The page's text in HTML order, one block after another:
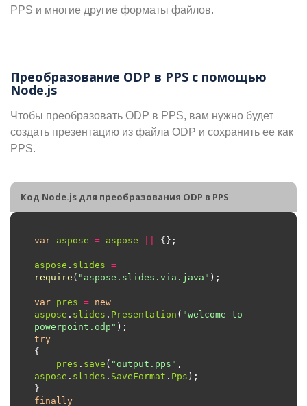
PPS и многие другие форматы файлов.
Преобразование ODP в PPS с помощью
Node.js
Чтобы преобразовать ODP в PPS, вам нужно будет
создать презентацию из файла ODP и сохранить ее как
PPS.
Код Node.js для преобразования ODP в PPS
var aspose = aspose
aspose . slides =
require ( "aspose.slides.via.java"
var pres = new
aspose . slides . Presentation ( "welcome-to-
powerpoint.odp"
try
pres . save ( "output.pps"
aspose . slides . SaveFormat . Pps
finally